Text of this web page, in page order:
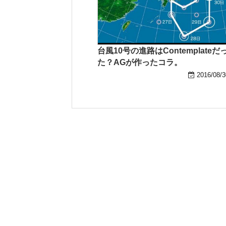
台風10号の進路はContemplateだ
た？AGが作ったコラ。
2016/08/